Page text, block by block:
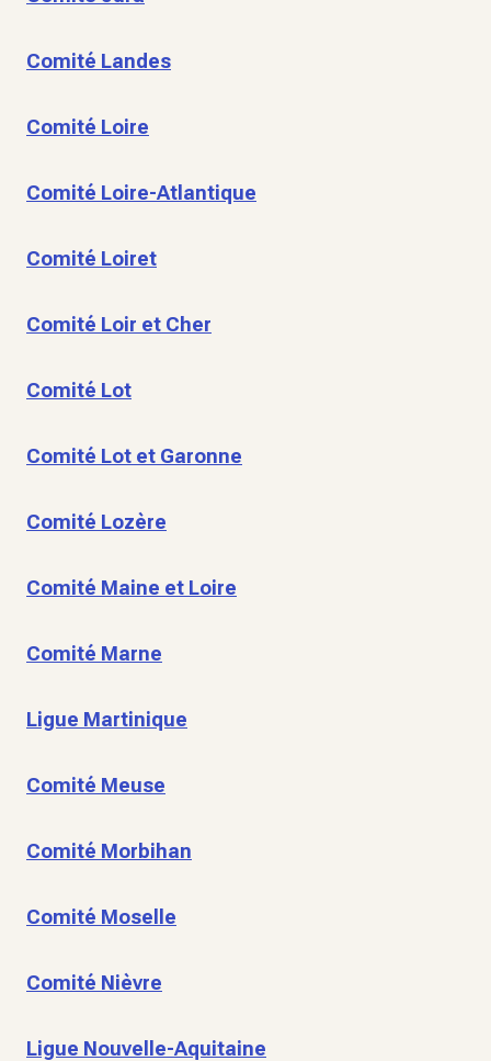
Comité Landes
Comité Loire
Comité Loire-Atlantique
Comité Loiret
Comité Loir et Cher
Comité Lot
Comité Lot et Garonne
Comité Lozère
Comité Maine et Loire
Comité Marne
Ligue Martinique
Comité Meuse
Comité Morbihan
Comité Moselle
Comité Nièvre
Ligue Nouvelle-Aquitaine